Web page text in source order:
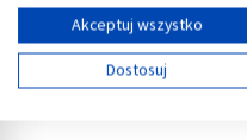
cytryna i goździki-
nią goździki. Całość
narażonych na
Wyświetl listę partnerów
Używamy Twoich danych w
Cele przetwarzania IAB:
Akceptuj wszystko
Dostosuj